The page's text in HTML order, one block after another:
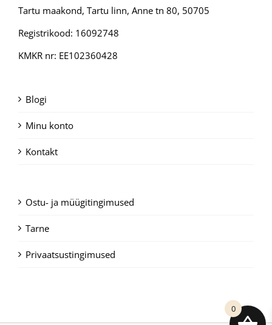
Tartu maakond, Tartu linn, Anne tn 80, 50705
Registrikood: 16092748
KMKR nr: EE102360428
Blogi
Minu konto
Kontakt
Ostu- ja müügitingimused
Tarne
Privaatsustingimused
0